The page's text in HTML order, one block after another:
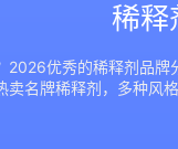
稀释
优秀的稀释剂品
名牌稀释剂，多种风格